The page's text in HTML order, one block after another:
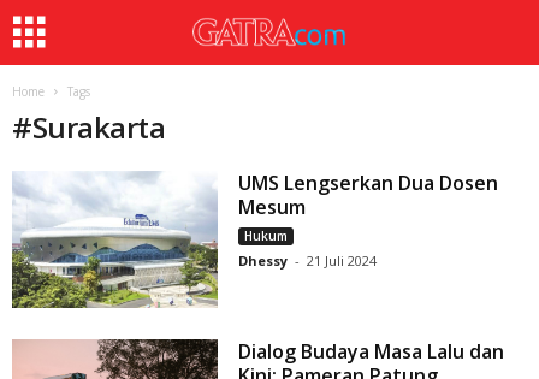
Home Tags
#Surakarta
UMS Lengserkan Dua Dosen
Mesum
Hukum
Dhessy - 21 Juli 2024
Dialog Budaya Masa Lalu dan